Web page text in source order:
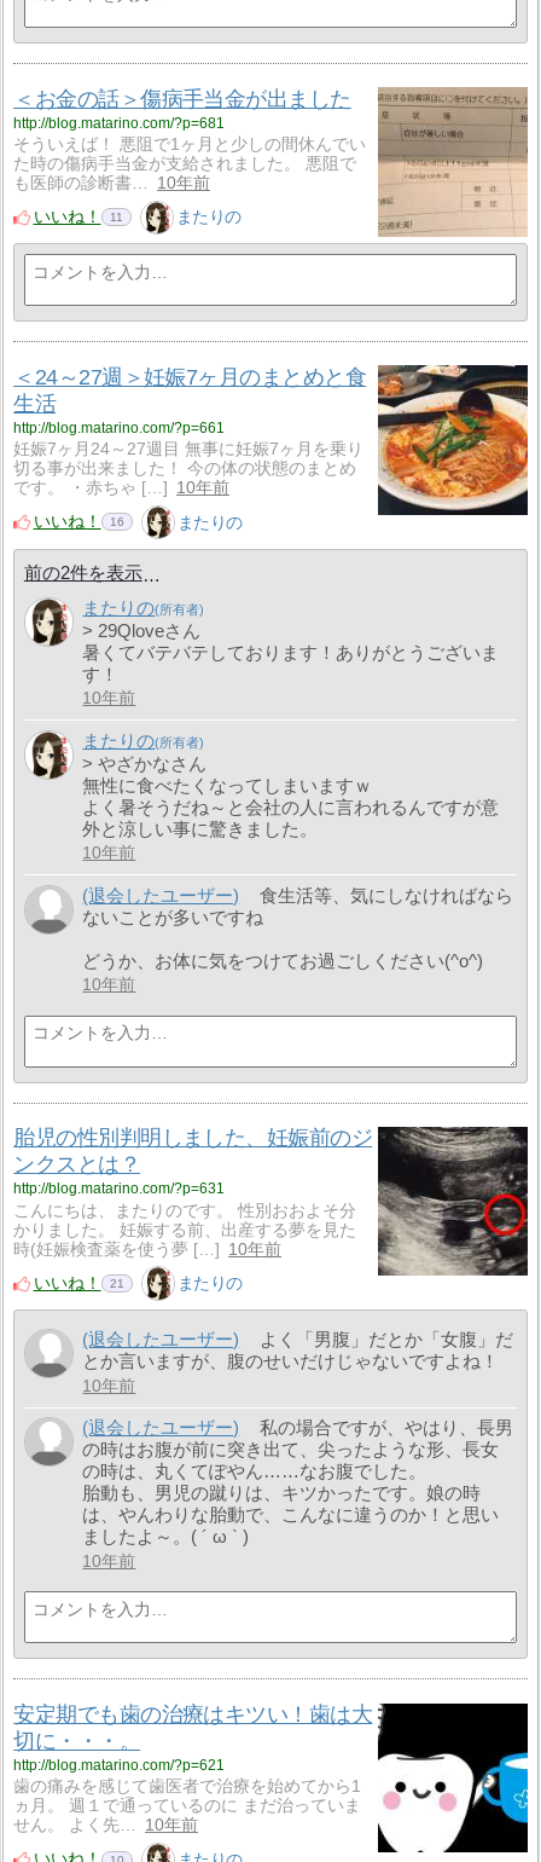
＜お金の話＞傷病手当金が出ました
http://blog.matarino.com/?p=681
そういえば！ 悪阻で1ヶ月と少しの間休んでい
た時の傷病手当金が支給されました。 悪阻で
も医師の診断書…
10年前
いいね！
11 またりの
＜24～27週＞妊娠7ヶ月のまとめと食
生活
http://blog.matarino.com/?p=661
妊娠7ヶ月24～27週目 無事に妊娠7ヶ月を乗り
切る事が出来ました！ 今の体の状態のまとめ
です。 ・赤ちゃ […]
10年前
いいね！
16 またりの
前の2件を表示
またりの
> 29Qloveさん
暑くてバテバテしております！ありがとうございま
す！
10年前
またりの
> やざかなさん
無性に食べたくなってしまいますｗ
よく暑そうだね～と会社の人に言われるんですが意
外と涼しい事に驚きました。
10年前
(退会したユーザー)
食生活等、気にしなければなら
ないことが多いですね
どうか、お体に気をつけてお過ごしください(^o^)
10年前
胎児の性別判明しました、妊娠前のジ
ンクスとは？
http://blog.matarino.com/?p=631
こんにちは、またりのです。 性別おおよそ分
かりました。 妊娠する前、出産する夢を見た
時(妊娠検査薬を使う夢 […]
10年前
いいね！
21 またりの
(退会したユーザー)
よく「男腹」だとか「女腹」だ
とか言いますが、腹のせいだけじゃないですよね！
10年前
(退会したユーザー)
私の場合ですが、やはり、長男
の時はお腹が前に突き出て、尖ったような形、長女
の時は、丸くてぽやん……なお腹でした。
胎動も、男児の蹴りは、キツかったです。娘の時
は、やんわりな胎動で、こんなに違うのか！と思い
ましたよ～。( ´ ω ` )
10年前
安定期でも歯の治療はキツい！歯は大
切に・・・。
http://blog.matarino.com/?p=621
歯の痛みを感じて歯医者で治療を始めてから1
ヵ月。 週１で通っているのに まだ治っていま
せん。 よく先…
10年前